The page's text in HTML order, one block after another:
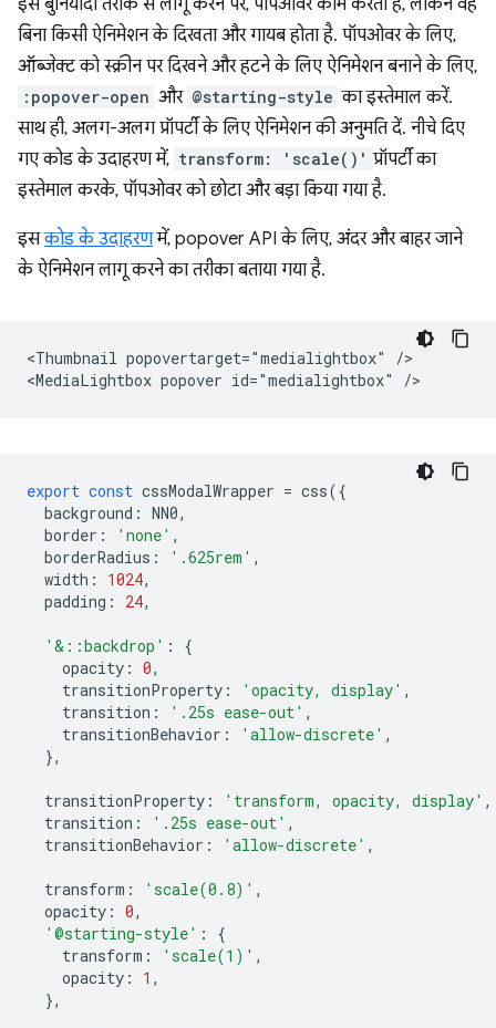
बिना किसी ऐनिमेशन के दिखता और गायब होता है. पॉपओवर के लिए,
ऑब्जेक्ट को स्क्रीन पर दिखने और हटने के लिए ऐनिमेशन बनाने के लिए,
:popover-open और @starting-style का इस्तेमाल करें.
साथ ही, अलग-अलग प्रॉपर्टी के लिए ऐनिमेशन की अनुमति दें. नीचे दिए
गए कोड के उदाहरण में, transform: 'scale()' प्रॉपर्टी का
इस्तेमाल करके, पॉपओवर को छोटा और बड़ा किया गया है.
इसकोड के उदाहरणमें, popover API के लिए, अंदर और बाहर जाने
के ऐनिमेशन लागू करने का तरीका बताया गया है.
<Thumbnail popovertarget="medialightbox" />
export const cssModalWrapper = css({
background : NN0,
border : 'none' ,
borderRadius : '.625rem' ,
width : 1024,
padding : 24,
'&::backdrop' :
{
opacity : 0,
transitionProperty : 'opacity, display' ,
transition : '.25s ease-out' ,
transitionBehavior : 'allow-discrete' ,
},
transitionProperty : 'transform, opacity, display' ,
transition : '.25s ease-out' ,
transitionBehavior : 'allow-discrete' ,
transform : 'scale(0.8)' ,
opacity : 0,
'@starting-style' :
{
transform : 'scale(1)' ,
opacity : 1 ,
},